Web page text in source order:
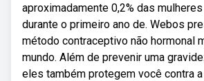
aproximadamente 0,2% das
durante o primeiro ano de. Webos
método contraceptivo não hormonal
mundo. Além de prevenir uma
eles também protegem você contra